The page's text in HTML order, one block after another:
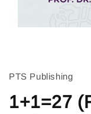
PTS Publishing
1+1=27